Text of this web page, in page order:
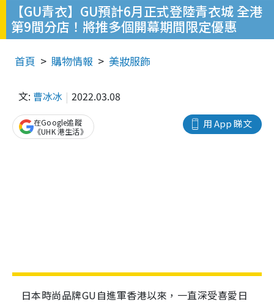
【GU青衣】GU預計6月正式登陸青衣城 全港
第9間分店！將推多個開幕期間限定優惠
首頁 購物情報 美妝服飾
文: 曹冰冰 2022.03.08
用 App 睇文
在Google追蹤
《UHK 港生活》
日本時尚品牌GU自進軍香港以來，一直深受喜愛日